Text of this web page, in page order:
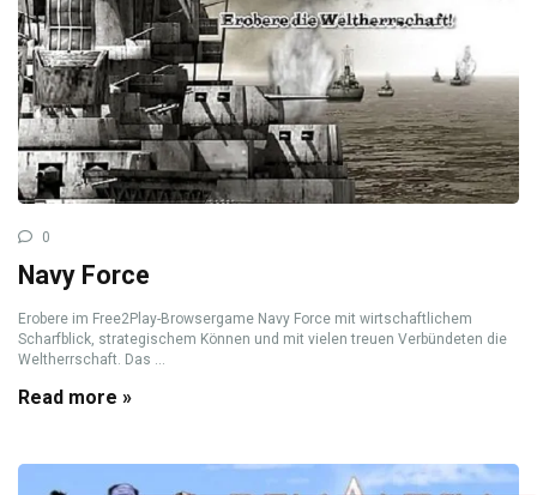
0
Navy Force
Erobere im Free2Play-Browsergame Navy Force mit wirtschaftlichem
Scharfblick, strategischem Können und mit vielen treuen Verbündeten die
Weltherrschaft. Das ...
Read more »